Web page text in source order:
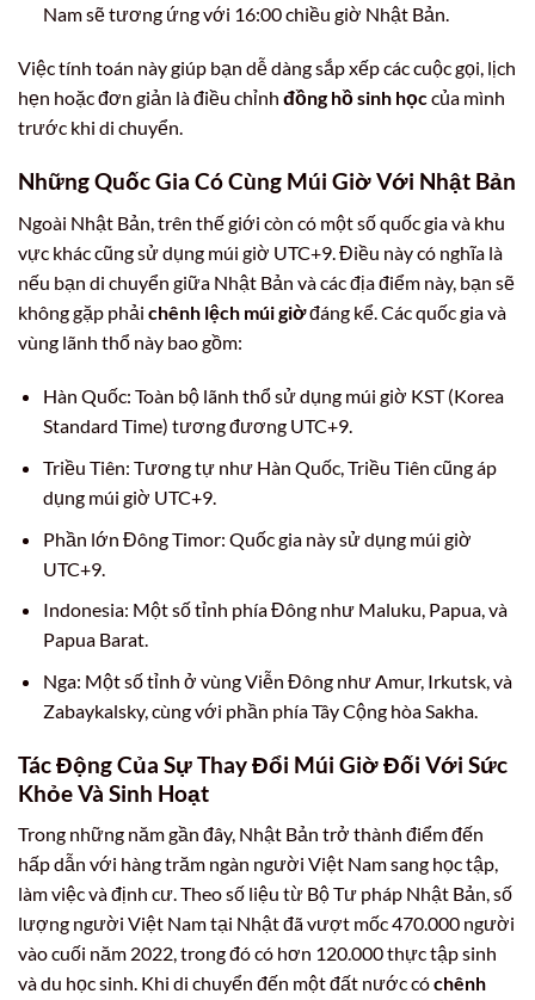
Nam sẽ tương ứng với 16:00 chiều giờ Nhật Bản.
Việc tính toán này giúp bạn dễ dàng sắp xếp các cuộc gọi, lịch
hẹn hoặc đơn giản là điều chỉnh đồng hồ sinh họccủa mình
trước khi di chuyển.
Những Quốc Gia Có Cùng Múi Giờ Với Nhật Bản
Ngoài Nhật Bản, trên thế giới còn có một số quốc gia và khu
vực khác cũng sử dụng múi giờ UTC+9. Điều này có nghĩa là
nếu bạn di chuyển giữa Nhật Bản và các địa điểm này, bạn sẽ
không gặp phải chênh lệch múi giờđáng kể. Các quốc gia và
vùng lãnh thổ này bao gồm:
Hàn Quốc: Toàn bộ lãnh thổ sử dụng múi giờ KST (Korea
Standard Time) tương đương UTC+9.
Triều Tiên: Tương tự như Hàn Quốc, Triều Tiên cũng áp
dụng múi giờ UTC+9.
Phần lớn Đông Timor: Quốc gia này sử dụng múi giờ
UTC+9.
Indonesia: Một số tỉnh phía Đông như Maluku, Papua, và
Papua Barat.
Nga: Một số tỉnh ở vùng Viễn Đông như Amur, Irkutsk, và
Zabaykalsky, cùng với phần phía Tây Cộng hòa Sakha.
Tác Động Của Sự Thay Đổi Múi Giờ Đối Với Sức
Khỏe Và Sinh Hoạt
Trong những năm gần đây, Nhật Bản trở thành điểm đến
hấp dẫn với hàng trăm ngàn người Việt Nam sang học tập,
làm việc và định cư. Theo số liệu từ Bộ Tư pháp Nhật Bản, số
lượng người Việt Nam tại Nhật đã vượt mốc 470.000 người
vào cuối năm 2022, trong đó có hơn 120.000 thực tập sinh
và du học sinh. Khi di chuyển đến một đất nước cóchênh